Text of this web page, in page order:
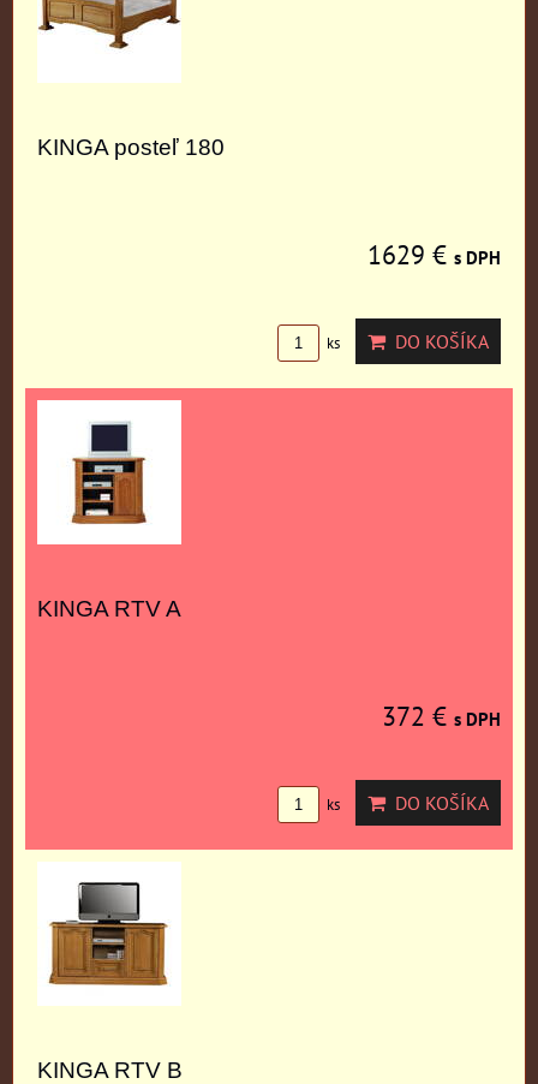
KINGA posteľ 180
1629 € s DPH
ks DO KOŠÍKA
KINGA RTV A
372 € s DPH
ks DO KOŠÍKA
KINGA RTV B